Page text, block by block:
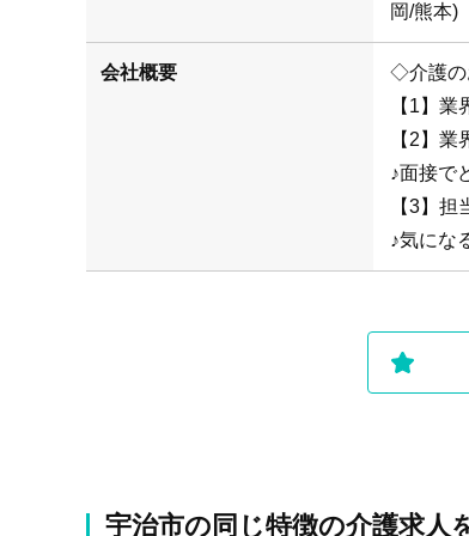
岡/熊本)
会社概要
◇介護の
【1】
【2】
♪面接で
【3】
♪気にな
宇治市の同じ特徴の介護求人